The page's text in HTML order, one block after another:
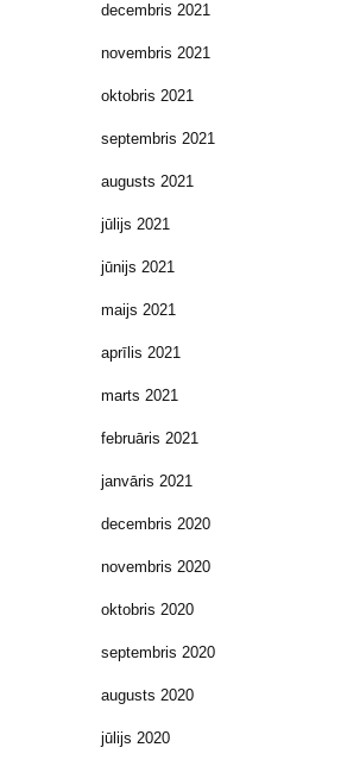
decembris 2021
novembris 2021
oktobris 2021
septembris 2021
augusts 2021
jūlijs 2021
jūnijs 2021
maijs 2021
aprīlis 2021
marts 2021
februāris 2021
janvāris 2021
decembris 2020
novembris 2020
oktobris 2020
septembris 2020
augusts 2020
jūlijs 2020